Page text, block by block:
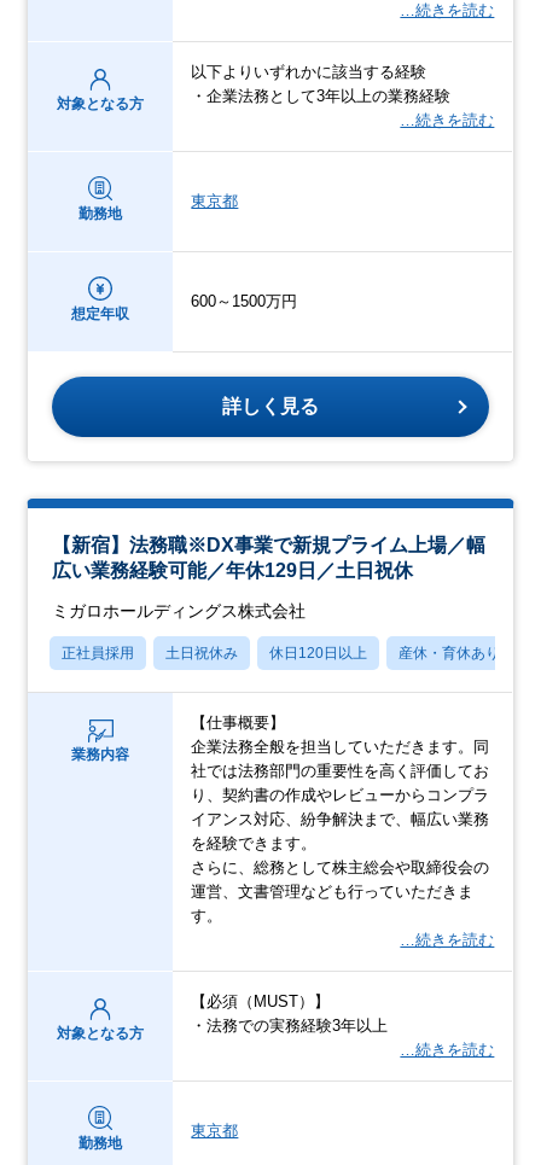
…続きを読む
対象となる方
以下よりいずれかに該当する経験
・企業法務として3年以上の業務経験
…続きを読む
勤務地
東京都
想定年収
600～1500万円
詳しく見る
【新宿】法務職※DX事業で新規プライム上場／幅
広い業務経験可能／年休129日／土日祝休
ミガロホールディングス株式会社
正社員採用 土日祝休み 休日120日以上 産休・育休あり
業務内容
【仕事概要】
企業法務全般を担当していただきます。同
社では法務部門の重要性を高く評価してお
り、契約書の作成やレビューからコンプラ
イアンス対応、紛争解決まで、幅広い業務
を経験できます。
さらに、総務として株主総会や取締役会の
運営、文書管理なども行っていただきま
す。
…続きを読む
対象となる方
【必須（MUST）】
・法務での実務経験3年以上
…続きを読む
勤務地
東京都